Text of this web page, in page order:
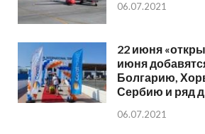
06.07.2021
22 июня
июня
Болгарию,
Сербию и ряд
06.07.2021